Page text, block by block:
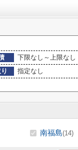
下限なし～上限なし
指定なし
南福島(14)